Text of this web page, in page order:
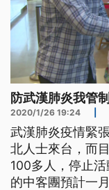
防武漢肺炎我管
2020/1/26 19:24
武漢肺炎疫情緊
北人士來台，而
100多人，停止
的中客團預計一